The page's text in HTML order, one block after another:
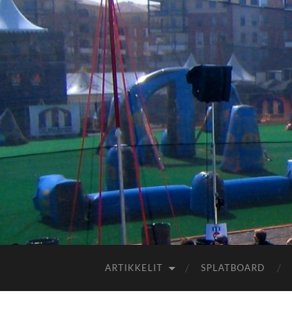
ARTIKKELIT SPLATBOARD